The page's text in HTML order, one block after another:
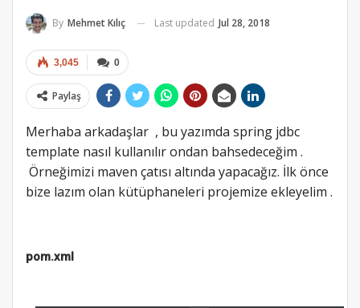
By Mehmet Kılıç Last updated Jul 28, 2018
0
3,045
Paylaş
Merhaba arkadaşlar , bu yazımda spring jdbc
template nasıl kullanılır ondan bahsedeceğim .
Örneğimizi maven çatısı altında yapacağız. İlk önce
bize lazım olan kütüphaneleri projemize ekleyelim .
pom.xml